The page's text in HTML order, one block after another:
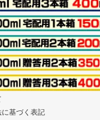
基づく表記